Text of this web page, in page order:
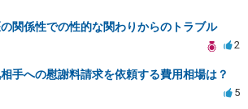
関係性での性的な関わりからのトラブル
2
手への慰謝料請求を依頼する費用相場は？
5